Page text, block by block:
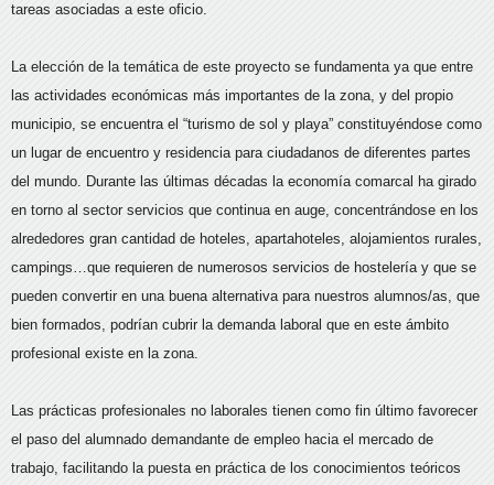
tareas asociadas a este oficio.
La elección de la temática de este proyecto se fundamenta ya que entre
las actividades económicas más importantes de la zona, y del propio
municipio, se encuentra el “turismo de sol y playa” constituyéndose como
un lugar de encuentro y residencia para ciudadanos de diferentes partes
del mundo. Durante las últimas décadas la economía comarcal ha girado
en torno al sector servicios que continua en auge, concentrándose en los
alrededores gran cantidad de hoteles, apartahoteles, alojamientos rurales,
campings…que requieren de numerosos servicios de hostelería y que se
pueden convertir en una buena alternativa para nuestros alumnos/as, que
bien formados, podrían cubrir la demanda laboral que en este ámbito
profesional existe en la zona.
Las prácticas profesionales no laborales tienen como fin último favorecer
el paso del alumnado demandante de empleo hacia el mercado de
trabajo, facilitando la puesta en práctica de los conocimientos teóricos